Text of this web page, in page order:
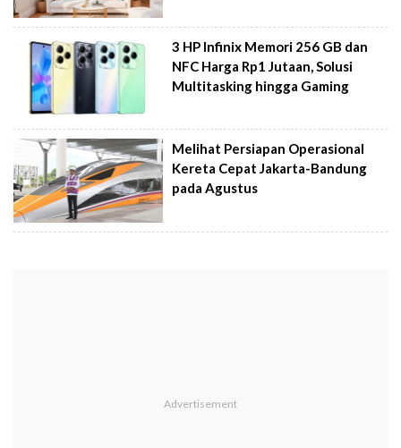
3 HP Infinix Memori 256 GB dan
NFC Harga Rp1 Jutaan, Solusi
Multitasking hingga Gaming
Melihat Persiapan Operasional
Kereta Cepat Jakarta-Bandung
pada Agustus